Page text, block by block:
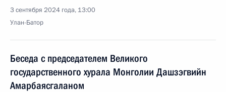
3 сентября 2024 года, 13:00
Улан-Батор
Беседа с председателем Великого
государственного хурала Монголии Дашзэгвийн
Амарбаясгаланом